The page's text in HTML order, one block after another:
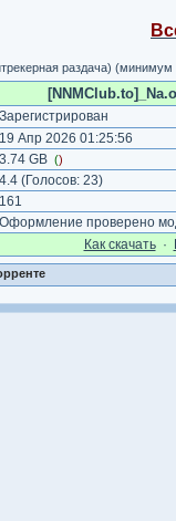
раздача)
Зарегистрирован
19 Апр 2026 01:25:56
3.74 GB ()
4.4(Голосов: 23)
161
Оформление проверено
Как cкачать·